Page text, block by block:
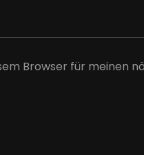
Browser für meinen